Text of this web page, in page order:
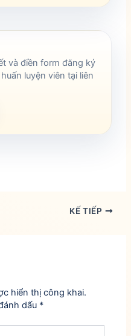
và điền form đăng ký
luyện viên tại liên
KẾ TIẾP
hiển thị công khai.
dấu *